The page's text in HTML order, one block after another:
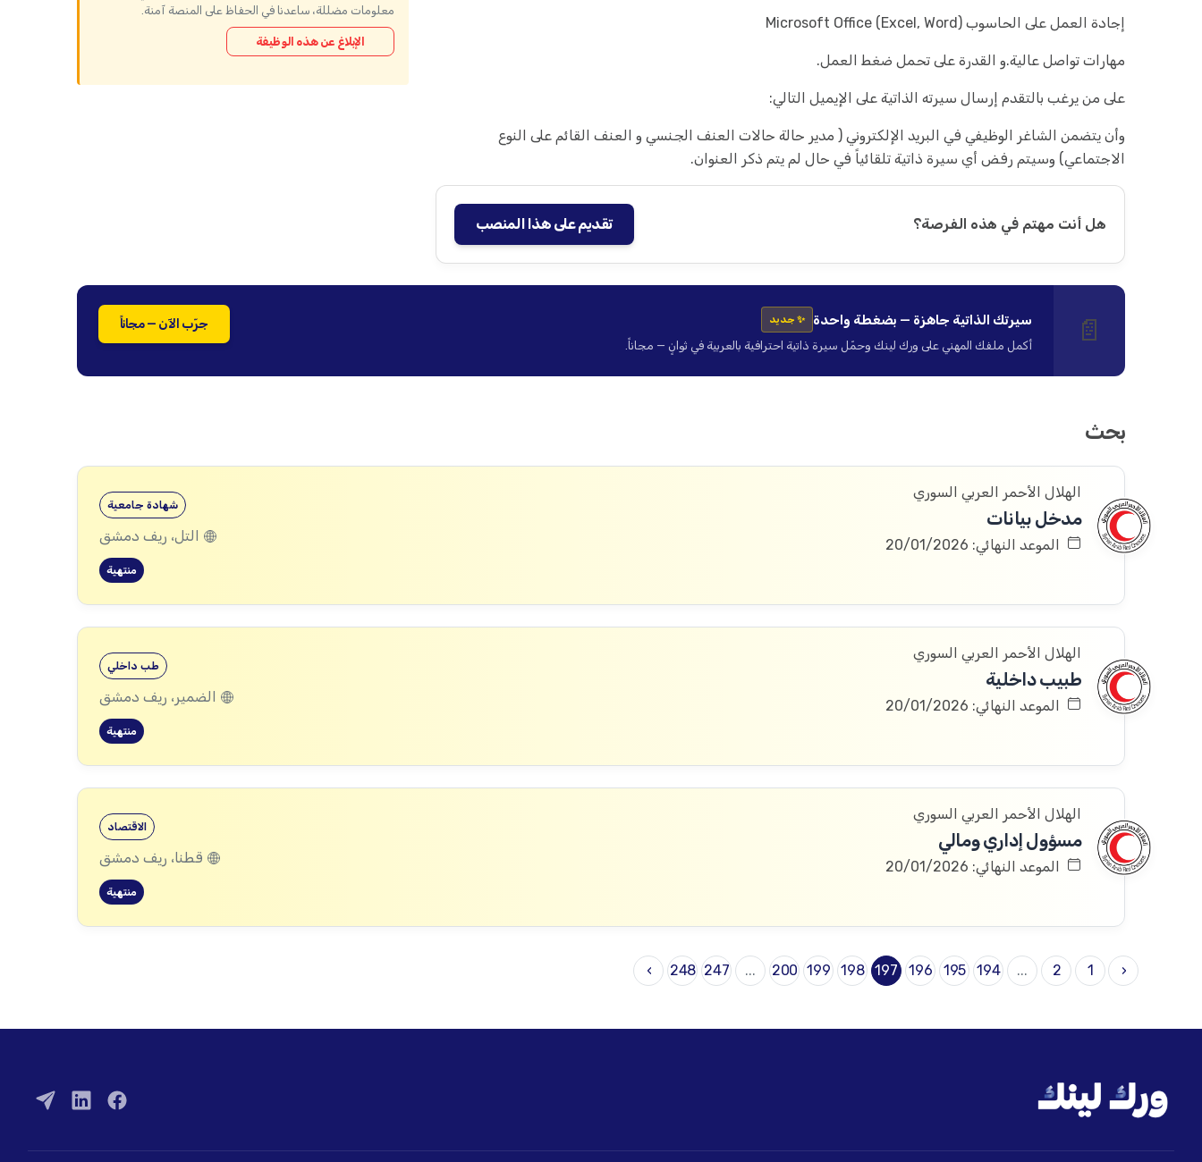
إجادة العمل على الحاسوب Microsoft Office (Excel, Word)
مهارات تواصل عالية.و القدرة على تحمل ضغط العمل.
على من يرغب بالتقدم إرسال سيرته الذاتية على الإيميل التالي:
وأن يتضمن الشاغر الوظيفي في البريد الإلكتروني ( مدير حالة حالات العنف الجنسي و العنف القائم على النوع
الاجتماعي) وسيتم رفض أي سيرة ذاتية تلقائياً في حال لم يتم ذكر العنوان.
هل أنت مهتم في هذه الفرصة؟ تقديم على هذا المنصب
معلومات مضللة، ساعدنا في الحفاظ على المنصة آمنة.
الإبلاغ عن هذه الوظيفة
📄 سيرتك الذاتية جاهزة — بضغطة واحدة ✨ جديد
أكمل ملفك المهني على ورك لينك وحمّل سيرة ذاتية احترافية بالعربية في ثوانٍ — مجاناً.
جرّب الآن — مجاناً
بحث
الهلال الأحمر العربي السوري
مدخل بيانات
الموعد النهائي: 20/01/2026
شهادة جامعية
التل، ريف دمشق
منتهية
الهلال الأحمر العربي السوري
طبيب داخلية
الموعد النهائي: 20/01/2026
طب داخلي
الضمير، ريف دمشق
منتهية
الهلال الأحمر العربي السوري
مسؤول إداري ومالي
الموعد النهائي: 20/01/2026
الاقتصاد
قطنا، ريف دمشق
منتهية
‹
1
2
...
194
195
196
197
198
199
200
...
247
248
›